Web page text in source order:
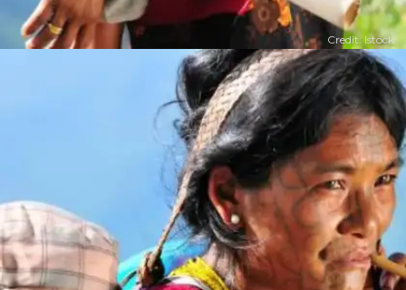
​​खासी जनजाति मेघालय की तीन प्रमुख जनजातियों में से एक
है। इनकी भाषा को खासी कहा जाता है। ​
Credit: Istock